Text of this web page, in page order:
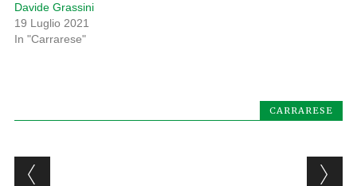
Davide Grassini
19 Luglio 2021
In "Carrarese"
CARRARESE
Post navigation